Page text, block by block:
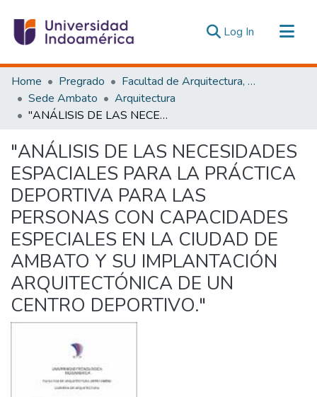
Log In (current)
Communities & Collections
All of DSpace
Statistics
Estadísticas Externas
Home Pregrado
Facultad de Arquitectura, Artes y Diseño
Sede Ambato
Arquitectura
"ANÁLISIS DE LAS NECESIDADES ESPACIALES PARA LA PRÁCTICA DEPORTIVA PARA LAS PERSONAS CON CAPACIDADES ESPECIALES EN LA CIUDAD DE AMBATO Y SU IMPLANTACIÓN ARQUITECTÓNICA DE UN CENTRO DEPORTIVO."
"ANÁLISIS DE LAS NECESIDADES
ESPACIALES PARA LA PRÁCTICA
DEPORTIVA PARA LAS
PERSONAS CON CAPACIDADES
ESPECIALES EN LA CIUDAD DE
AMBATO Y SU IMPLANTACIÓN
ARQUITECTÓNICA DE UN
CENTRO DEPORTIVO."